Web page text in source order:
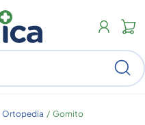
Ortopedia / Gomito